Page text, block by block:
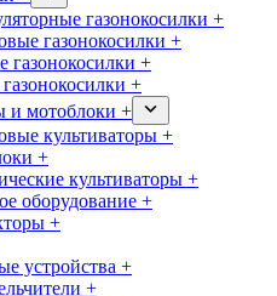
газонокосилки +
газонокосилки +
газонокосилки +
+
и мотоблоки +
культиваторы +
+
культиваторы +
оборудование +
+
устройства +
+